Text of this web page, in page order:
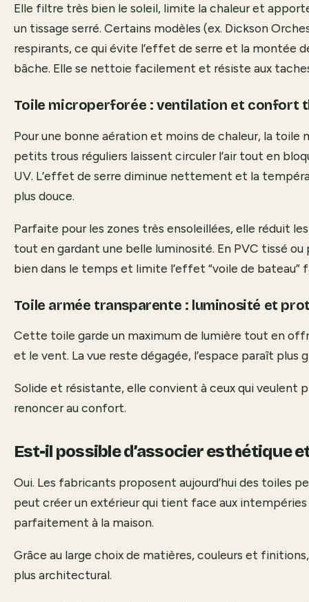
Elle filtre très bien le soleil, limite la chaleur et
un tissage serré. Certains modèles (ex. Dickson
respirants, ce qui évite l’effet de serre et la montée
bâche. Elle se nettoie facilement et résiste aux
Toile microperforée : ventilation et confort
Pour une bonne aération et moins de chaleur, la toile
petits trous réguliers laissent circuler l’air tout en
UV. L’effet de serre diminue nettement et la
plus douce.
Parfaite pour les zones très ensoleillées, elle réduit
tout en gardant une belle luminosité. En PVC tissé
bien dans le temps et limite l’effet “voile de bateau”
Toile armée transparente : luminosité et
Cette toile garde un maximum de lumière tout en
et le vent. La vue reste dégagée, l’espace paraît plus
Solide et résistante, elle convient à ceux qui veulent
renoncer au confort.
Est-il possible d’associer esthétique
Oui. Les fabricants proposent aujourd’hui des toiles
peut créer un extérieur qui tient face aux intempéries
parfaitement à la maison.
Grâce au large choix de matières, couleurs et
plus architectural.